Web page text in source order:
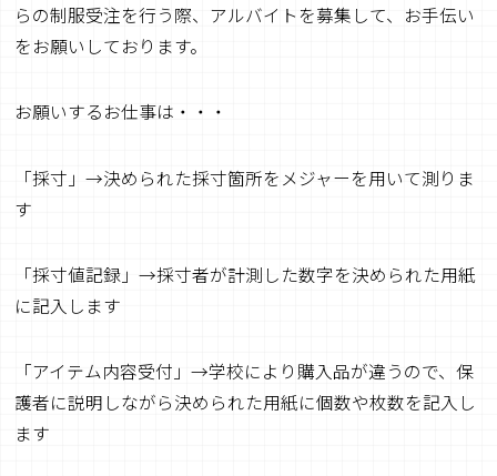
らの制服受注を行う際、アルバイトを募集して、お手伝い
をお願いしております。
お願いするお仕事は・・・
「採寸」→決められた採寸箇所をメジャーを用いて測りま
す
「採寸値記録」→採寸者が計測した数字を決められた用紙
に記入します
「アイテム内容受付」→学校により購入品が違うので、保
護者に説明しながら決められた用紙に個数や枚数を記入し
ます